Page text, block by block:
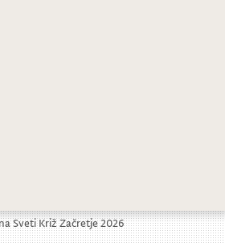
Sveti Križ Začretje 2026